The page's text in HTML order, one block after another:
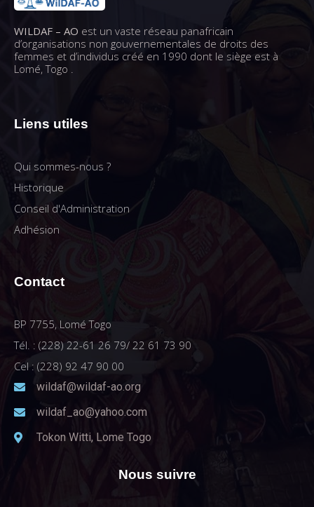
WILDAF – AO est un vaste réseau panafricain
d’organisations non gouvernementales de droits des
femmes et d’individus créé en 1990 dont le siège est à
Lomé, Togo .
Liens utiles
Qui sommes-nous ?
Historique
Conseil d'Administration
Adhésion
Contact
BP 7755, Lomé Togo
Tél. : (228) 22-61 26 79/ 22 61 73 90
Cel : (228) 92 47 90 00
wildaf@wildaf-ao.org
wildaf_ao@yahoo.com
Tokon Witti, Lome Togo
Nous suivre